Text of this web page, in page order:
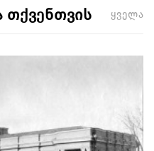
თქვენთვის ყველა